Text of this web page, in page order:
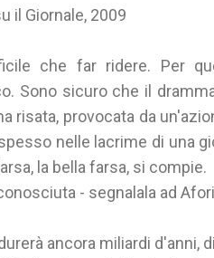
il Giornale, 2009
che far ridere. Per
Sono sicuro che il
risata, provocata da
nelle lacrime di una
la bella farsa, si compie.
- segnalala ad
ancora miliardi d'anni,